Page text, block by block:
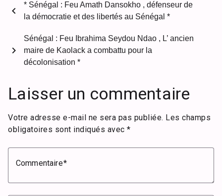
chevron_left
* Sénégal : Feu Amath Dansokho , défenseur de
la démocratie et des libertés au Sénégal *
Sénégal : Feu Ibrahima Seydou Ndao , L’ ancien
maire de Kaolack a combattu pour la
décolonisation *
chevron_right
Laisser un commentaire
Votre adresse e-mail ne sera pas publiée. Les champs
obligatoires sont indiqués avec *
Commentaire